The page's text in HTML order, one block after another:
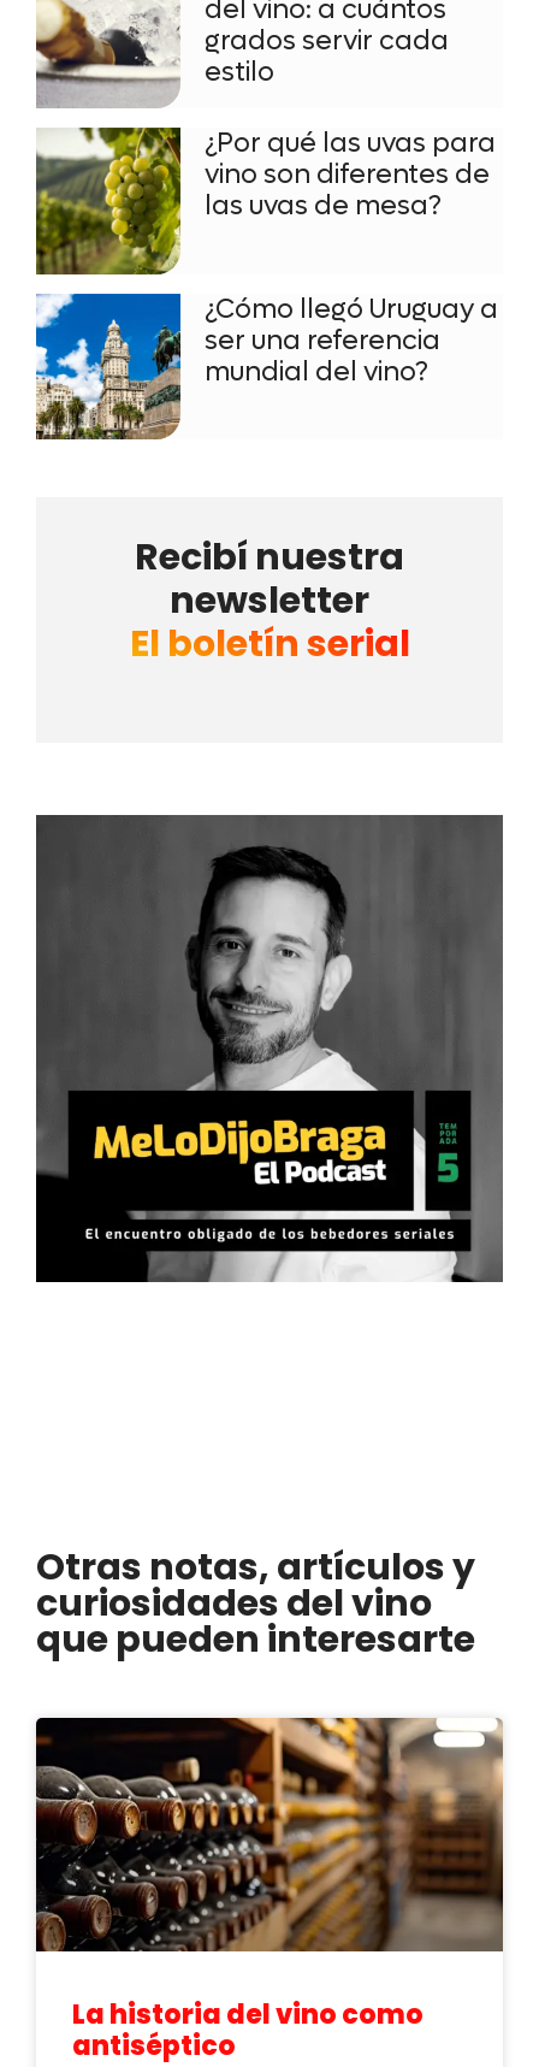
del vino: a cuántos
grados servir cada
estilo
¿Por qué las uvas para
vino son diferentes de
las uvas de mesa?
¿Cómo llegó Uruguay a
ser una referencia
mundial del vino?
Recibí nuestra
newsletter
El boletín serial
Otras notas, artículos y
curiosidades del vino
que pueden interesarte
La historia del vino como
antiséptico